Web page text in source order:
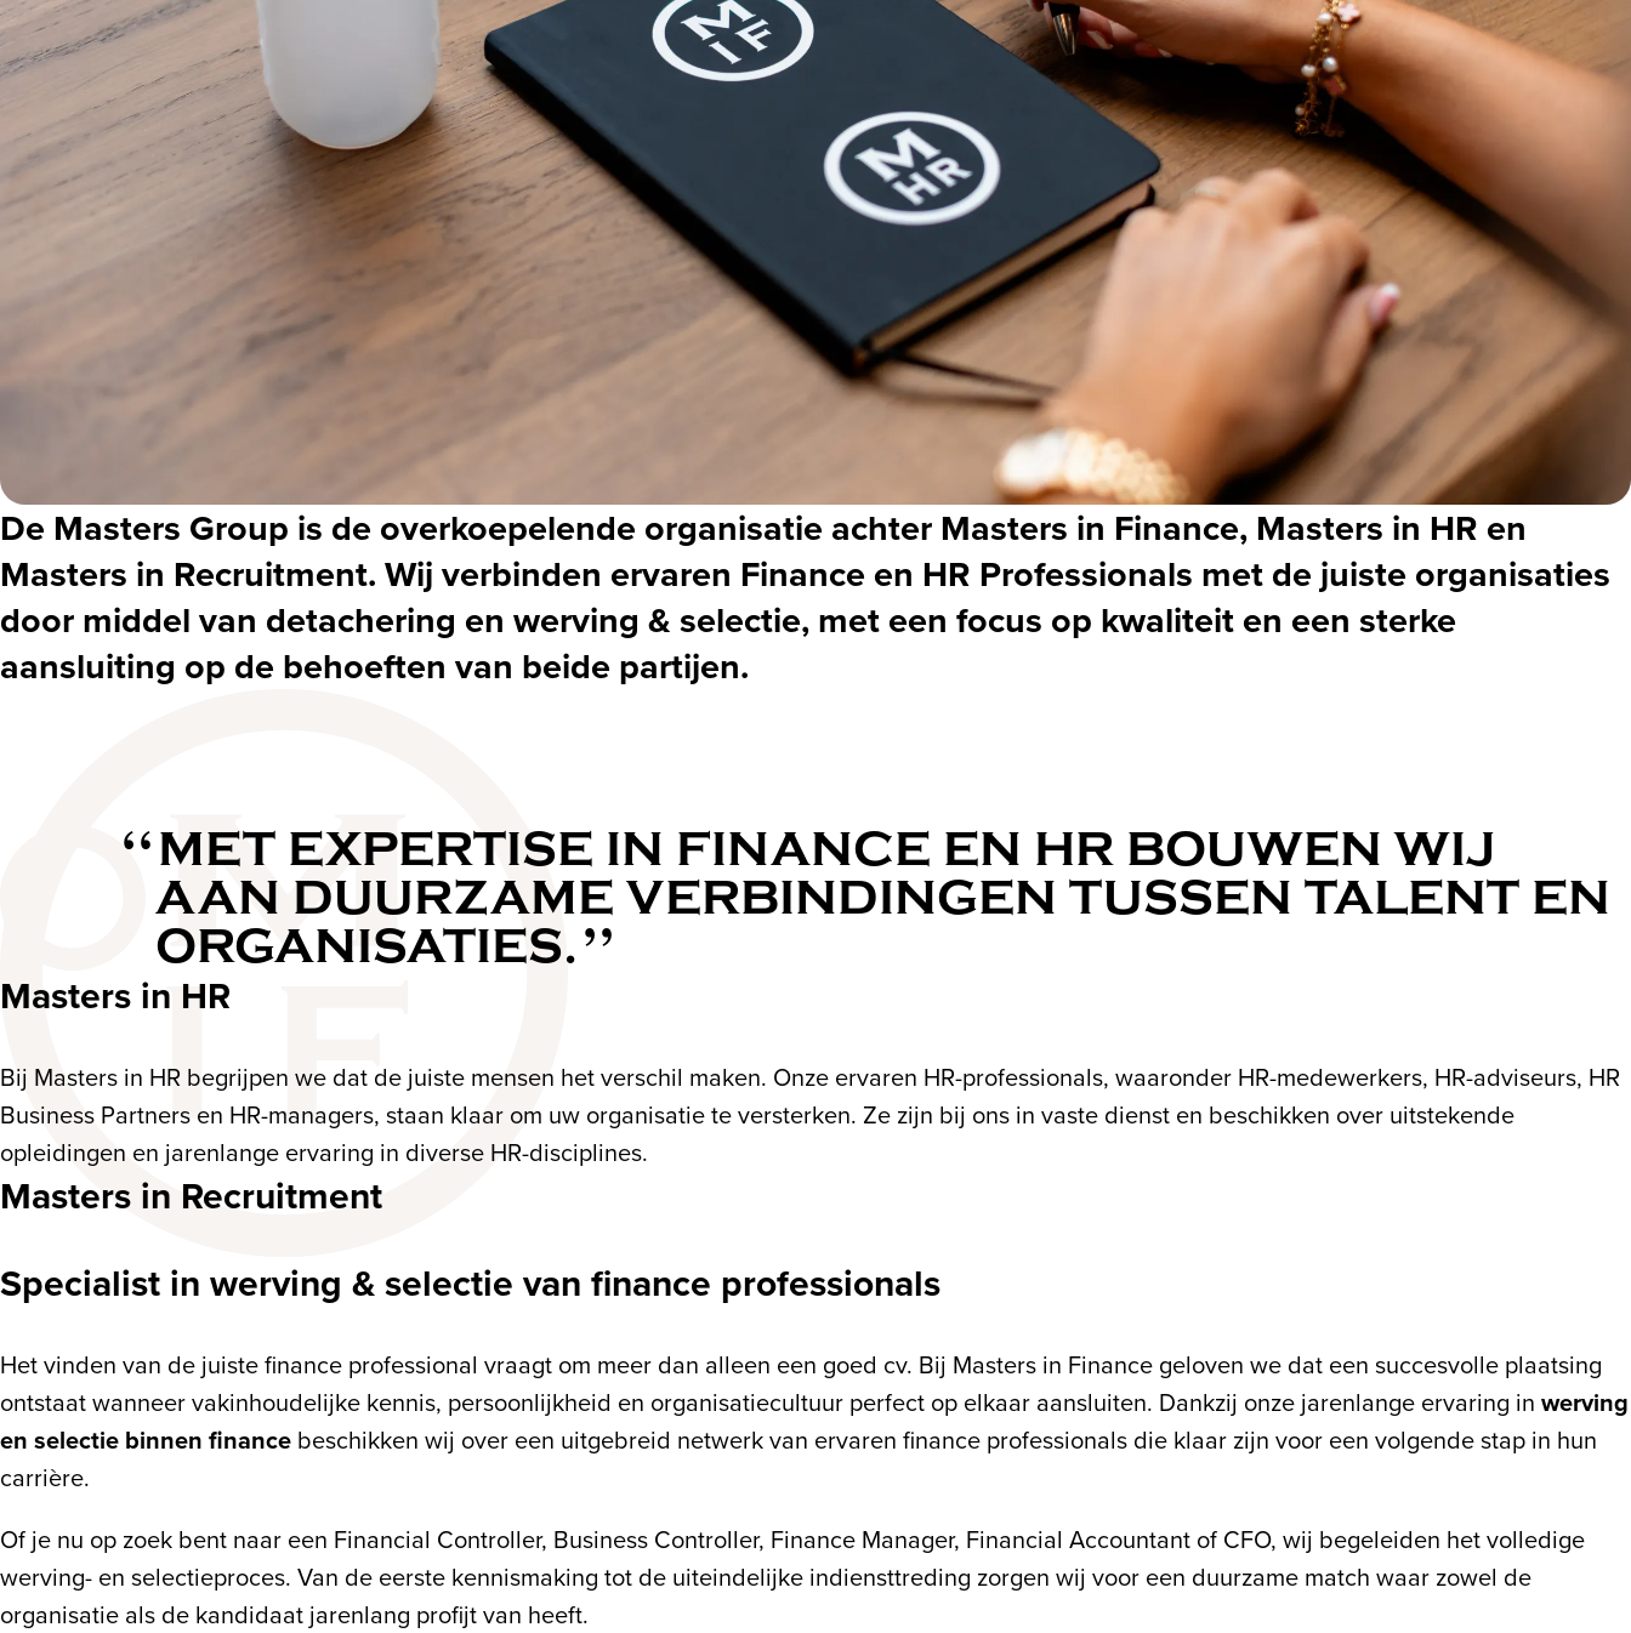
De Masters Group is de overkoepelende organisatie achter Masters in Finance, Masters in HR en
Masters in Recruitment. Wij verbinden ervaren Finance en HR Professionals met de juiste organisaties
door middel van detachering en werving & selectie, met een focus op kwaliteit en een sterke
aansluiting op de behoeften van beide partijen.
MET EXPERTISE IN FINANCE EN HR BOUWEN WIJ
AAN DUURZAME VERBINDINGEN TUSSEN TALENT EN
ORGANISATIES.
Masters in HR
Bij Masters in HR begrijpen we dat de juiste mensen het verschil maken. Onze ervaren HR-professionals, waaronder HR-medewerkers, HR-adviseurs, HR
Business Partners en HR-managers, staan klaar om uw organisatie te versterken. Ze zijn bij ons in vaste dienst en beschikken over uitstekende
opleidingen en jarenlange ervaring in diverse HR-disciplines.
Masters in Recruitment
Specialist in werving & selectie van finance professionals
Het vinden van de juiste finance professional vraagt om meer dan alleen een goed cv. Bij Masters in Finance geloven we dat een succesvolle plaatsing
ontstaat wanneer vakinhoudelijke kennis, persoonlijkheid en organisatiecultuur perfect op elkaar aansluiten. Dankzij onze jarenlange ervaring in werving
en selectie binnen finance beschikken wij over een uitgebreid netwerk van ervaren finance professionals die klaar zijn voor een volgende stap in hun
carrière.
Of je nu op zoek bent naar een Financial Controller, Business Controller, Finance Manager, Financial Accountant of CFO, wij begeleiden het volledige
werving- en selectieproces. Van de eerste kennismaking tot de uiteindelijke indiensttreding zorgen wij voor een duurzame match waar zowel de
organisatie als de kandidaat jarenlang profijt van heeft.